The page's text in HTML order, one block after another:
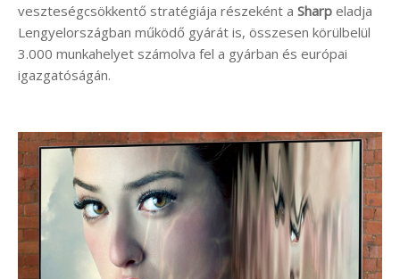
veszteségcsökkentő stratégiája részeként a Sharp eladja
Lengyelországban működő gyárát is, összesen körülbelül
3.000 munkahelyet számolva fel a gyárban és európai
igazgatóságán.